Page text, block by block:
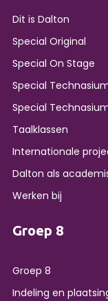
Dit is Dalton
Special Original
Special On Stage
Special
Special
Taalklassen
Internationale
Dalton als
Werken bij
Groep 8
Groep 8
Indeling en